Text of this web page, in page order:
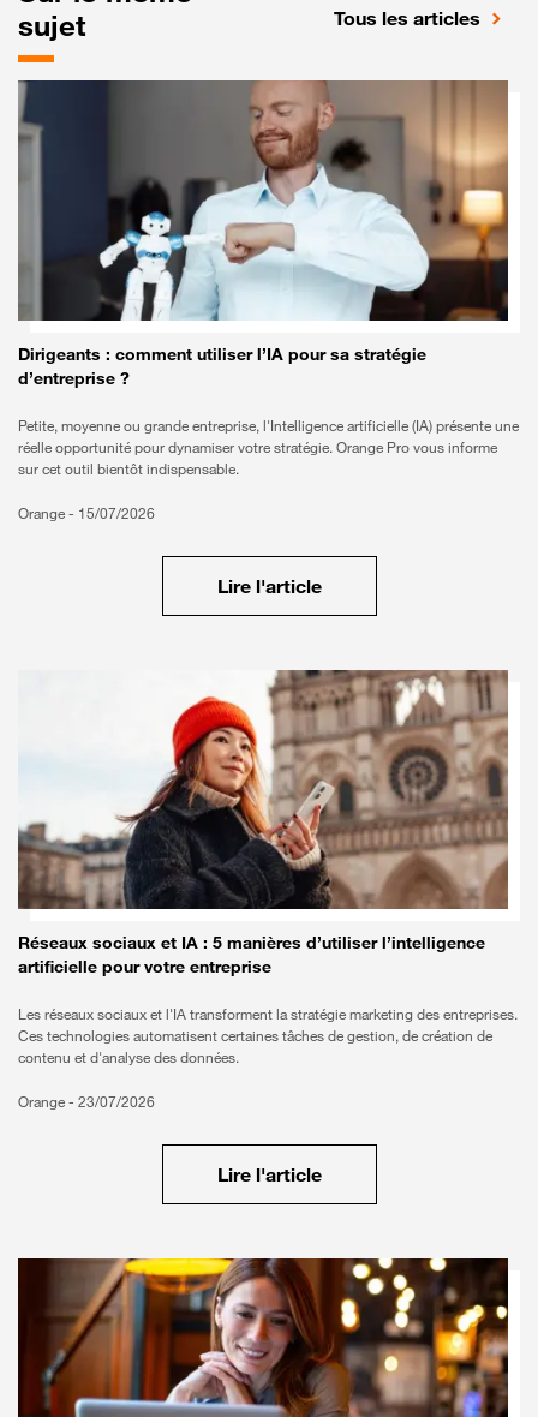
sujet
Tous les articles
Dirigeants : comment utiliser l’IA pour sa stratégie
d’entreprise ?
Petite, moyenne ou grande entreprise, l'Intelligence artificielle (IA) présente une
réelle opportunité pour dynamiser votre stratégie. Orange Pro vous informe
sur cet outil bientôt indispensable.
Orange - 15/07/2026
Lire l'article
Réseaux sociaux et IA : 5 manières d’utiliser l’intelligence
artificielle pour votre entreprise
Les réseaux sociaux et l'IA transforment la stratégie marketing des entreprises.
Ces technologies automatisent certaines tâches de gestion, de création de
contenu et d'analyse des données.
Orange - 23/07/2026
Lire l'article